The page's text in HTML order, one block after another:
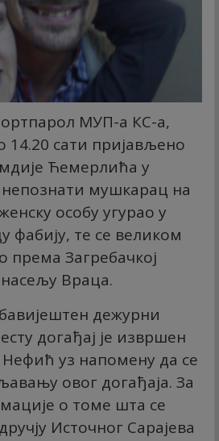
МУП-а КС-а,
14.20 сати пријављено
Ћемерлића у
мушкарац на
особу угурао у
фабију, те се великом
Загребачкој
Враца.
дежурни
догађај је извршен
Нефић уз напомену да се
овог догађаја. За
о томе шта се
Источног Сарајева